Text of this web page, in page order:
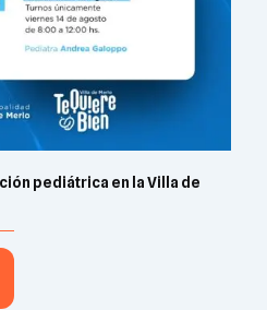
pediátrica en la Villa de